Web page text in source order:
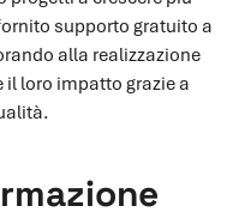
supporto gratuito a
alla realizzazione
loro impatto grazie a